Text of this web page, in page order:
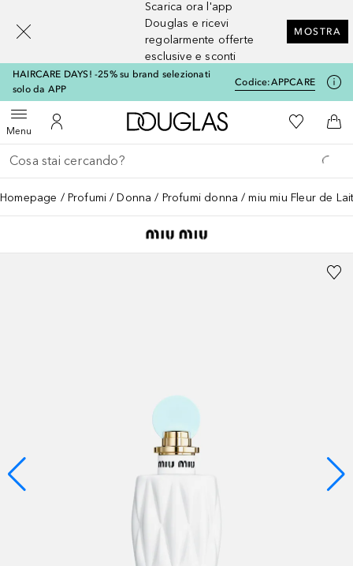
Scarica ora l'app
Douglas e ricevi
regolarmente offerte
esclusive e sconti
MOSTRA
HAIRCARE DAYS! -25% su brand selezionati
solo da APP
Codice:APPCARE
MenuApri menuAl Mio Account
A Douglas HomeAlla Mia
Al
Torna indietro
Esegui ricerca
Homepage Profumi Donna Profumi donna miu miu Fleur de
[navigation.slideout.screenreader]